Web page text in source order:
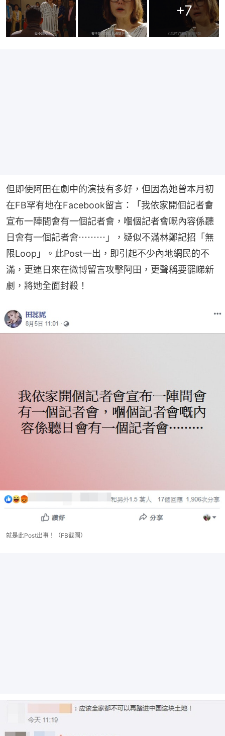
+7
但即使阿田在劇中的演技有多好，但因為她曾本月初
在FB罕有地在Facebook留言：「我依家開個記者會
宣布一陣間會有一個記者會，嗰個記者會嘅內容係聽
日會有一個記者會⋯⋯⋯」，疑似不滿林鄭記招「無
限Loop」。此Post一出，即引起不少內地網民的不
滿，更連日來在微博留言攻擊阿田，更聲稱要罷睇新
劇，將她全面封殺！
就是此Post出事！（FB截圖）